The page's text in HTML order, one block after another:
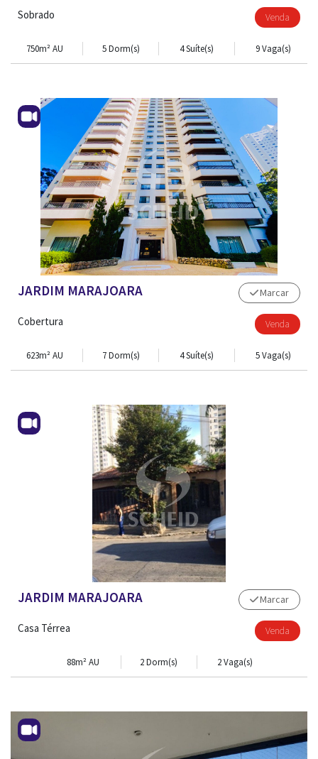
Sobrado Venda
750m² AU 5 Dorm(s) 4 Suíte(s) 9 Vaga(s)
JARDIM MARAJOARA
Cobertura
Marcar
Venda
623m² AU 7 Dorm(s) 4 Suíte(s) 5 Vaga(s)
JARDIM MARAJOARA
Casa Térrea
Marcar
Venda
88m² AU 2 Dorm(s) 2 Vaga(s)